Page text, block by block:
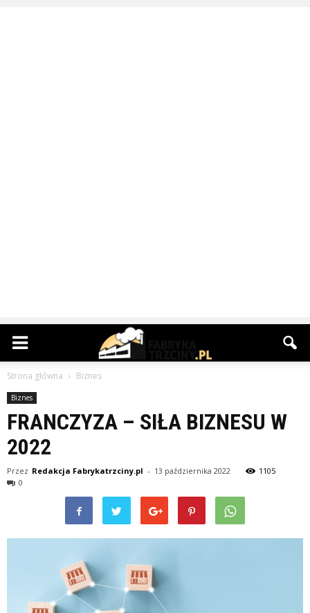
Strona główna Biznes
Biznes
FRANCZYZA – SIŁA BIZNESU W
2022
Przez Redakcja Fabrykatrzciny.pl - 13 października 2022
1105
0